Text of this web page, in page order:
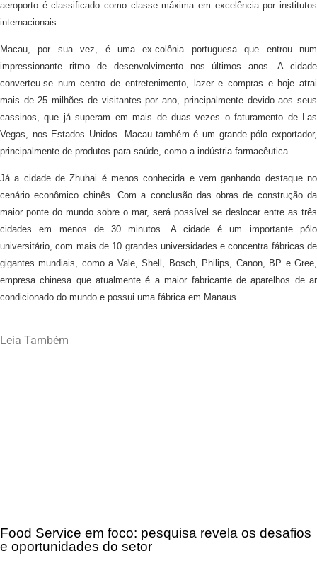
aeroporto é classificado como classe máxima em excelência por institutos
internacionais.
Macau, por sua vez, é uma ex-colônia portuguesa que entrou num
impressionante ritmo de desenvolvimento nos últimos anos. A cidade
converteu-se num centro de entretenimento, lazer e compras e hoje atrai
mais de 25 milhões de visitantes por ano, principalmente devido aos seus
cassinos, que já superam em mais de duas vezes o faturamento de Las
Vegas, nos Estados Unidos. Macau também é um grande pólo exportador,
principalmente de produtos para saúde, como a indústria farmacêutica.
Já a cidade de Zhuhai é menos conhecida e vem ganhando destaque no
cenário econômico chinês. Com a conclusão das obras de construção da
maior ponte do mundo sobre o mar, será possível se deslocar entre as três
cidades em menos de 30 minutos. A cidade é um importante pólo
universitário, com mais de 10 grandes universidades e concentra fábricas de
gigantes mundiais, como a Vale, Shell, Bosch, Philips, Canon, BP e Gree,
empresa chinesa que atualmente é a maior fabricante de aparelhos de ar
condicionado do mundo e possui uma fábrica em Manaus.
Leia Também
Food Service em foco: pesquisa revela os desafios
e oportunidades do setor